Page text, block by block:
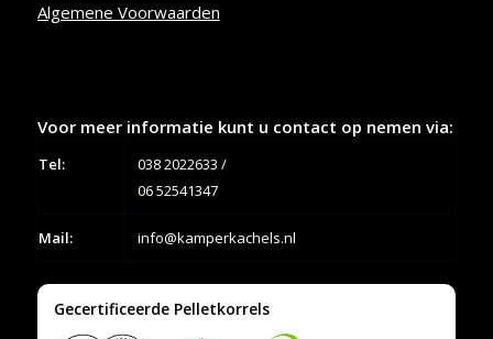
Algemene Voorwaarden
Voor meer informatie kunt u contact op nemen via:
Tel: 038 2022633 /
06 52541347
Mail: info@kamperkachels.nl
Gecertificeerde Pelletkorrels